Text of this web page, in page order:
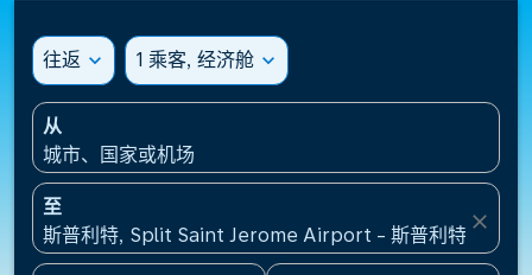
往返 expand_more 1 乘客, 经济舱 expand_more
从
城市、国家或机场
至
斯普利特, Split Saint Jerome Airport - 斯普利特圣杰罗
close